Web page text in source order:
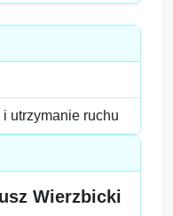
utrzymanie ruchu
Wierzbicki